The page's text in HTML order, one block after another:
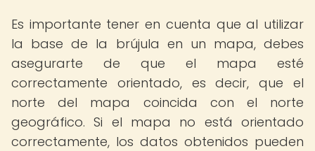
Es importante tener en cuenta que al utilizar
la base de la brújula en un mapa, debes
asegurarte de que el mapa esté
correctamente orientado, es decir, que el
norte del mapa coincida con el norte
geográfico. Si el mapa no está orientado
correctamente, los datos obtenidos pueden